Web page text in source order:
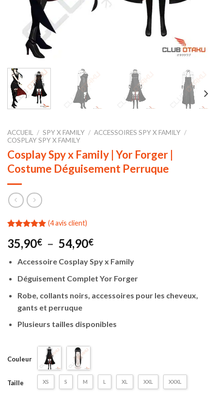
ACCUEIL / SPY X FAMILY / ACCESSOIRES SPY X FAMILY /
COSPLAY SPY X FAMILY
Cosplay Spy x Family | Yor Forger |
Costume Déguisement Perruque
sur 5 basé
sur
notations
client
(4avis client)
35,90€ – 54,90€Plage
prix :
35,90€
54,90€
Accessoire Cosplay Spy x Family
Déguisement Complet Yor Forger
Robe, collants noirs, accessoires pour les cheveux,
gants et perruque
Plusieurs tailles disponibles
Couleur
Taille XS S M L XL XXL XXXL